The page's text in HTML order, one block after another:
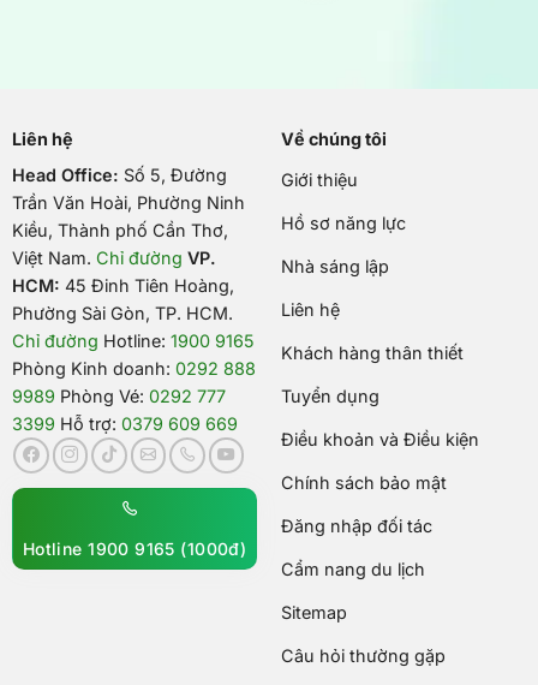
Liên hệ
Head Office: Số 5, Đường
Trần Văn Hoài, Phường Ninh
Kiều, Thành phố Cần Thơ,
Việt Nam. Chỉ đường VP.
HCM: 45 Đinh Tiên Hoàng,
Phường Sài Gòn, TP. HCM.
Chỉ đường Hotline: 1900 9165
Phòng Kinh doanh: 0292 888
9989 Phòng Vé: 0292 777
3399 Hỗ trợ: 0379 609 669
Hotline 1900 9165 (1000đ)
Về chúng tôi
Giới thiệu
Hồ sơ năng lực
Nhà sáng lập
Liên hệ
Khách hàng thân thiết
Tuyển dụng
Điều khoản và Điều kiện
Chính sách bảo mật
Đăng nhập đối tác
Cẩm nang du lịch
Sitemap
Câu hỏi thường gặp